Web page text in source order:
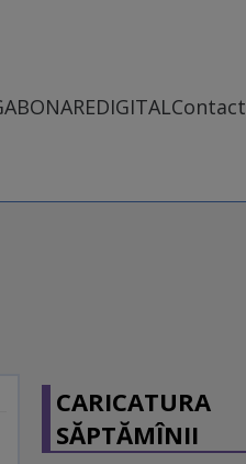
ABONAREDIGITALContact
CARICATURA
SĂPTĂMÎNII